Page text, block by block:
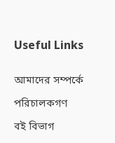
Useful Links
আমাদের সম্পর্কে
পরিচালকগণ
বই বিভাগ